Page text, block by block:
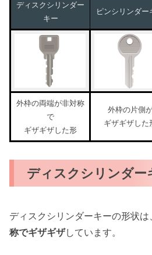
ディスクシリンダー
キー
ピンシリンダー
外枠の両端が非対称
で
ギザギザした形
外枠の片側
ギザギザした
ディスクシリンダー
ディスクシリンダーキーの形状は、
称でギザギザしています。